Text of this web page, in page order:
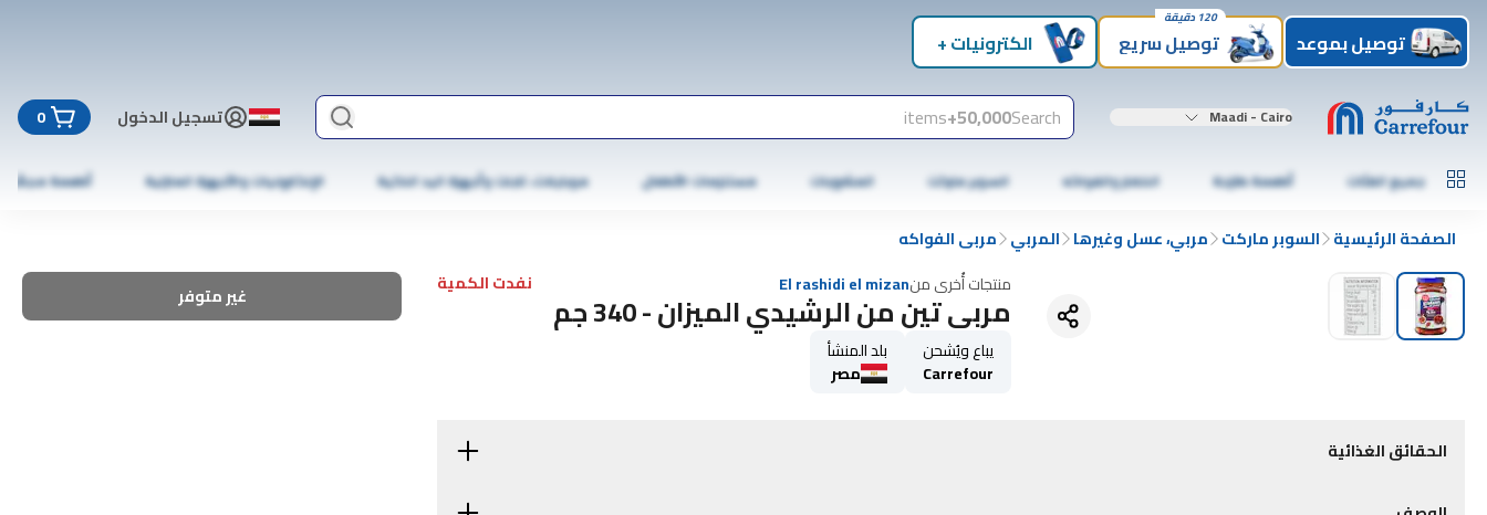
توصيل بموعد توصيل سريع
120 دقيقة
الكترونيات +
Maadi - Cairo
Search
50,000+
items تسجيل الدخول 0
جميع الفئات أطعمة طازجة الخضار والفواكه السوبر ماركت المشروبات مستلزمات الأطفال موبايلات، تابلت وأجهزة اليد الذكية الإلكترونيات والأجهزة المنزلية أطعمة مجمّدة
الصفحة الرئيسية السوبر ماركت مربي، عسل وغيرها المربي مربى الفواكه
منتجات أُخرى منEl rashidi el mizan نفدت الكمية
مربي تين من الرشيدي الميزان - 340 جم
يباع ويُشحن
Carrefour
بلد المنشأ
مصر
غير متوفر
الحقائق الغذائية